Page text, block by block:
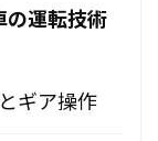
の運転技術
ギア操作